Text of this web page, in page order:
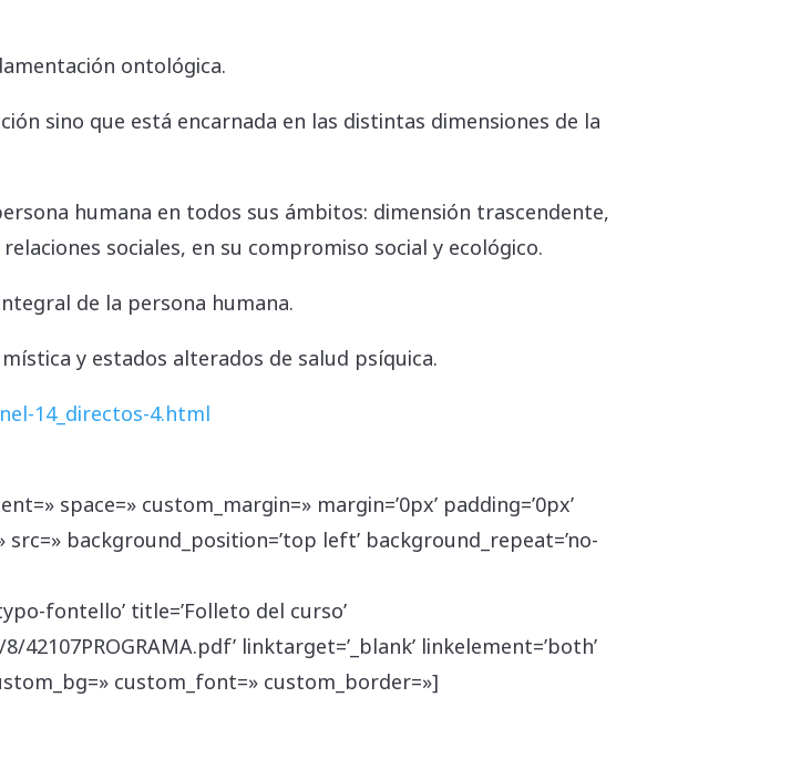
ontológica.
sino que está encarnada en las distintas dimensiones de la
humana en todos sus ámbitos: dimensión trascendente,
sociales, en su compromiso social y ecológico.
de la persona humana.
y estados alterados de salud psíquica.
14_directos-4.html
space=» custom_margin=» margin=’0px’ padding=’0px’
background_position=’top left’ background_repeat=’no-
fontello’ title=’Folleto del curso’
linktarget=’_blank’ linkelement=’both’
custom_font=» custom_border=»]